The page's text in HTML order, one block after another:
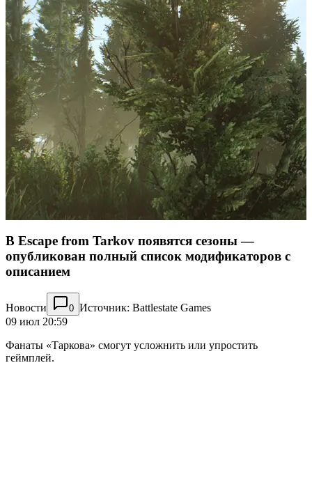
В Escape from Tarkov появятся сезоны —
опубликован полный список модификаторов с
описанием
Новости 0 Источник: Battlestate Games
09 июл 20:59
Фанаты «Таркова» смогут усложнить или упростить
геймплей.